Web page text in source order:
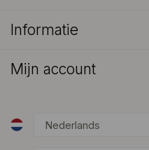
Informatie
Mijn account